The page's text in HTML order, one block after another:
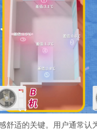
舒适的关键。用户通常认